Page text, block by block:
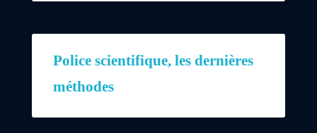
Police scientifique, les dernières
méthodes